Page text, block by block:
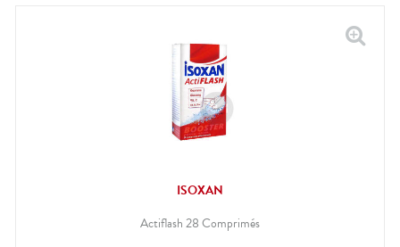
ISOXAN
Actiflash 28 Comprimés